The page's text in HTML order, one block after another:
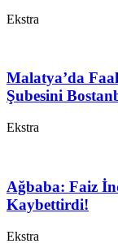
Ekstra
Malatya’da
Şubesini
Ekstra
Ağbaba: Faiz
Kaybettirdi!
Ekstra